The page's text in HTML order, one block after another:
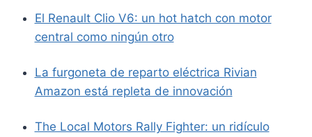
El Renault Clio V6: un hot hatch con motor
central como ningún otro
La furgoneta de reparto eléctrica Rivian
Amazon está repleta de innovación
The Local Motors Rally Fighter: un ridículo